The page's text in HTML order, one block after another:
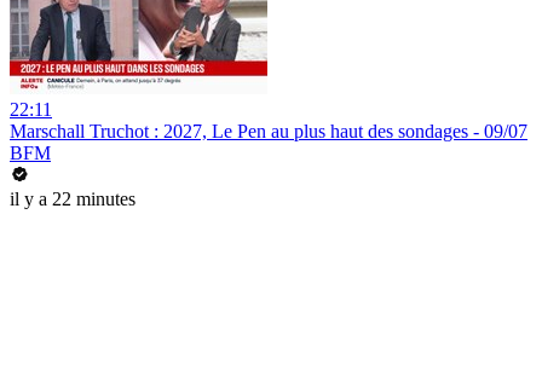
22:11
Marschall Truchot : 2027, Le Pen au plus haut des sondages - 09/07
BFM
il y a 22 minutes